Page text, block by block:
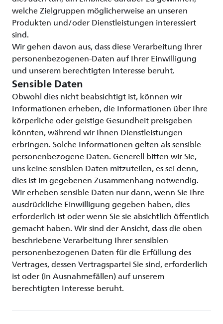
welche Zielgruppen möglicherweise an unseren
Produkten und/oder Dienstleistungen interessiert
sind.
Wir gehen davon aus, dass diese Verarbeitung Ihrer
personenbezogenen-Daten auf Ihrer Einwilligung
und unserem berechtigten Interesse beruht.
Sensible Daten
Obwohl dies nicht beabsichtigt ist, können wir
Informationen erheben, die Informationen über Ihre
körperliche oder geistige Gesundheit preisgeben
könnten, während wir Ihnen Dienstleistungen
erbringen. Solche Informationen gelten als sensible
personenbezogene Daten. Generell bitten wir Sie,
uns keine sensiblen Daten mitzuteilen, es sei denn,
dies ist im gegebenen Zusammenhang notwendig.
Wir erheben sensible Daten nur dann, wenn Sie Ihre
ausdrückliche Einwilligung gegeben haben, dies
erforderlich ist oder wenn Sie sie absichtlich öffentlich
gemacht haben. Wir sind der Ansicht, dass die oben
beschriebene Verarbeitung Ihrer sensiblen
personenbezogenen Daten für die Erfüllung des
Vertrages, dessen Vertragspartei Sie sind, erforderlich
ist oder (in Ausnahmefällen) auf unserem
berechtigten Interesse beruht.